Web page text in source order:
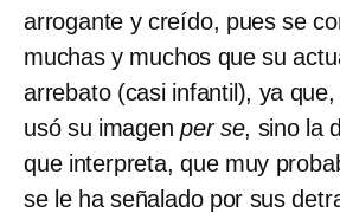
arrogante y creído, pues se
muchas y muchos que su
arrebato (casi infantil), ya
usó su imagenper se, sino la
que interpreta, que muy
se le ha señalado por sus